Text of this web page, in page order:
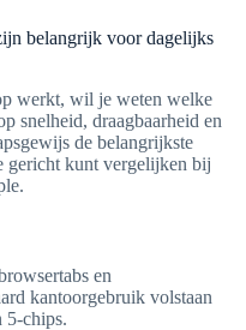
belangrijk voor dagelijks
werkt, wil je weten welke
snelheid, draagbaarheid en
de belangrijkste
gericht kunt vergelijken bij
en
kantoorgebruik volstaan
5-chips.